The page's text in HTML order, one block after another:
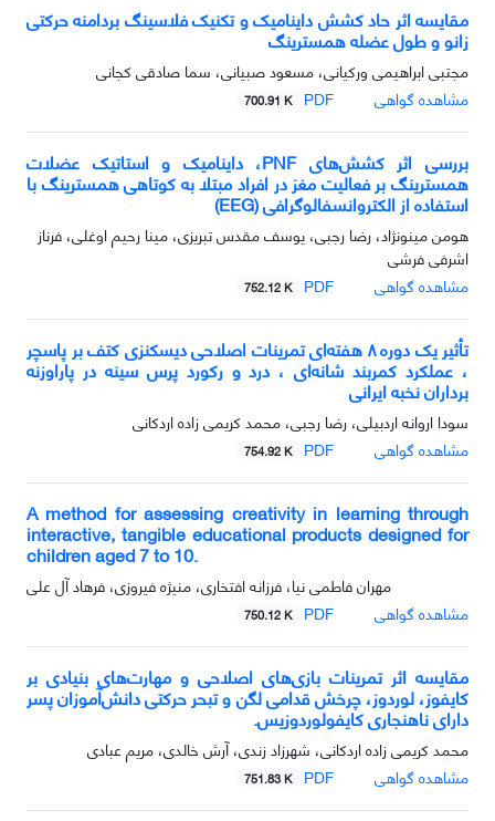
مقایسه اثر حاد کشش داینامیک و تکنیک فلاسینگ بردامنه حرکتی
زانو و طول عضله همسترینگ
مجتبی ابراهیمی ورکیانی، مسعود صبیانی، سما صادقی کجانی
مشاهده گواهی
PDF
700.91 K
بررسی اثر کشش‌های PNF، داینامیک و استاتیک عضلات
همسترینگ بر فعالیت مغز در افراد مبتلا به کوتاهی همسترینگ با
استفاده از الکتروانسفالوگرافی (EEG)
هومن مینونژاد، رضا رجبی، یوسف مقدس تبریزی، مینا رحیم اوغلی، فرناز
اشرفی فرشی
مشاهده گواهی
PDF
752.12 K
تأثیر یک دوره ۸ هفته‌ای تمرینات اصلاحی دیسکنزی کتف بر پاسچر
، عملکرد کمربند شانه‌ای ، درد و رکورد پرس سینه در پاراوزنه
‌برداران نخبه ایرانی
سودا اروانه اردبیلی، رضا رجبی، محمد کریمی زاده اردکانی
مشاهده گواهی
PDF
754.92 K
A method for assessing creativity in learning through
interactive, tangible educational products designed for
children aged 7 to 10.
مهران فاطمی نیا، فرزانه افتخاری، منیژه فیروزی، فرهاد آل علی
مشاهده گواهی
PDF
750.12 K
مقایسه اثر تمرینات بازی‌های اصلاحی و مهارت‌های بنیادی بر
کایفوز، لوردوز، چرخش قدامی لگن و تبحر حرکتی دانش‌آموزان پسر
دارای ناهنجاری کایفولوردوزیس.
محمد کریمی زاده اردکانی، شهرزاد زندی، آرش خالدی، مریم عبادی
مشاهده گواهی
PDF
751.83 K